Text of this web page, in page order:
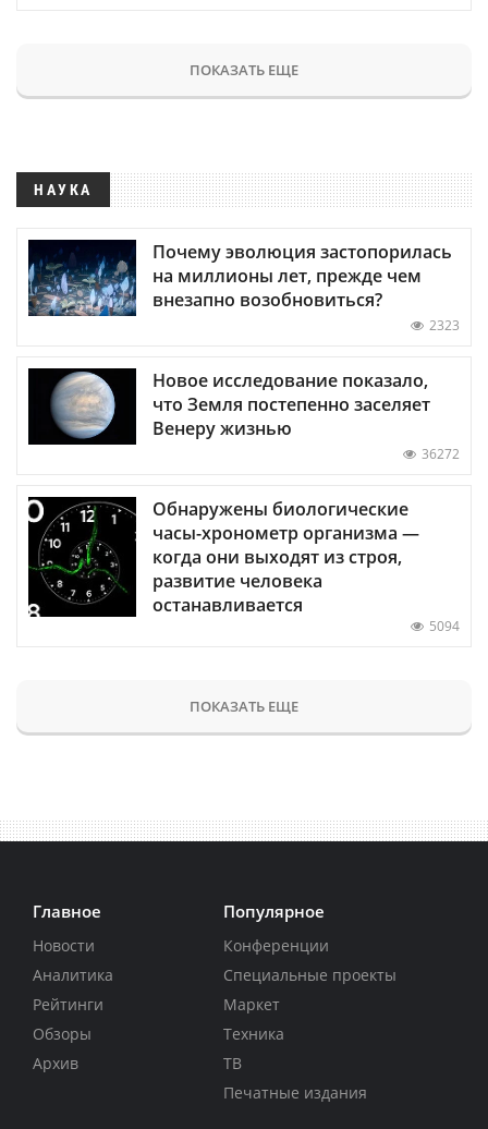
ПОКАЗАТЬ ЕЩЕ
НАУКА
Почему эволюция застопорилась
на миллионы лет, прежде чем
внезапно возобновиться?
2323
Новое исследование показало,
что Земля постепенно заселяет
Венеру жизнью
36272
Обнаружены биологические
часы-хронометр организма —
когда они выходят из строя,
развитие человека
останавливается
5094
ПОКАЗАТЬ ЕЩЕ
Главное
Новости
Аналитика
Рейтинги
Обзоры
Архив
Популярное
Конференции
Специальные проекты
Маркет
Техника
ТВ
Печатные издания